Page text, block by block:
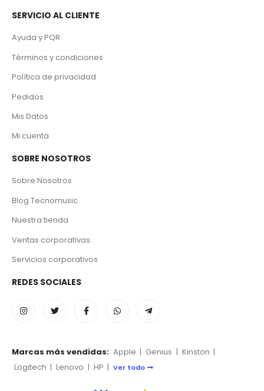
SERVICIO AL CLIENTE
Ayuda y PQR
Términos y condiciones
Política de privacidad
Pedidos
Mis Datos
Mi cuenta
SOBRE NOSOTROS
Sobre Nosotros
Blog Tecnomusic
Nuestra tienda
Ventas corporativas
Servicios corporativos
REDES SOCIALES
Marcas más vendidas: Apple | Genius | Kinston |
Logitech | Lenovo | HP | Ver todo